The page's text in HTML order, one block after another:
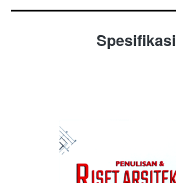
Spesifikasi